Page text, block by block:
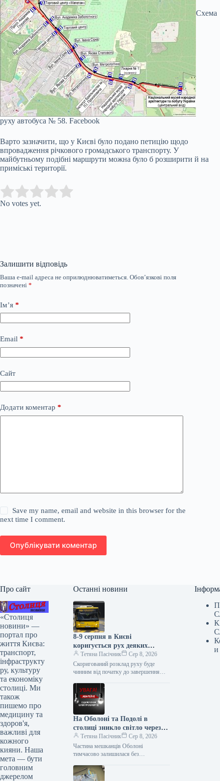
Схема
руху автобуса № 58. Facebook
Варто зазначити, що у Києві було подано петицію щодо
впровадження річкового громадського транспорту. У
майбутньому подібні маршрути можна було б розширити й на
приміські території.
Rate this item:
No votes yet.
Залишити відповідь
Ваша e-mail адреса не оприлюднюватиметься. Обов’язкові поля
позначені *
Ім’я *
Email *
Сайт
Додати коментар *
Save my name, email and website in this browser for the
next time I comment.
Опублікувати коментар
Про сайт
«Столиця
новини» —
портал про
життя Києва:
транспорт,
інфраструкту
ру, культуру
та економіку
столиці. Ми
також
пишемо про
медицину та
здоров'я,
важливі для
кожного
кияни. Наша
мета — бути
головним
джерелом
Останні новини
8-9 серпня в Києві
коригується рух деяких
автобусів та тролейбуса № 34:
повний список
Тетяна Пасічник
Сер 8, 2026
Скоригований розклад руху буде
чинним від початку до завершення
серпня, у столиці…
На Оболоні та Подолі в
столиці зникло світло через
аварійну ситуацію
Тетяна Пасічник
Сер 8, 2026
Частина мешканців Оболоні
тимчасово залишилася без
серпня у частині Оболонського та
Подільського районів Києва…
и